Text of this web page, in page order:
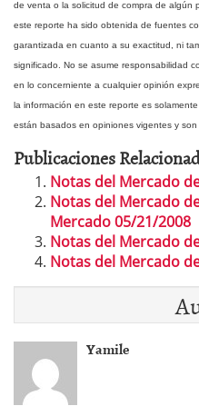
de venta o la solicitud de compra de algún
este reporte ha sido obtenida de fuentes
garantizada en cuanto a su exactitud, ni
significado.
No se asume responsabilidad
en lo concerniente a cualquier opinión
la información en este reporte es
están basados en opiniones vigentes y son
Publicaciones
Notas del Mercado
Notas del Mercado
Mercado 05/21/2008
Notas del Mercado
Notas del Mercado
Yamile